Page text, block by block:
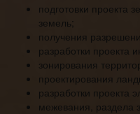
подготовки проекта
земель;
получения
разработки проекта
зонирования
проектирования
разработки проекта
межевания, раздела